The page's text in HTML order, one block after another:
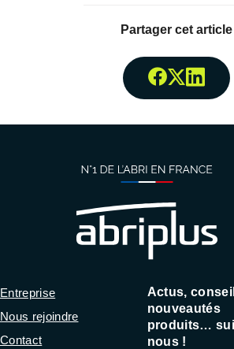
Partager cet article
Partager
Entreprise
Nous rejoindre
Contact
Actus,
nouveautés
produits…
nous !